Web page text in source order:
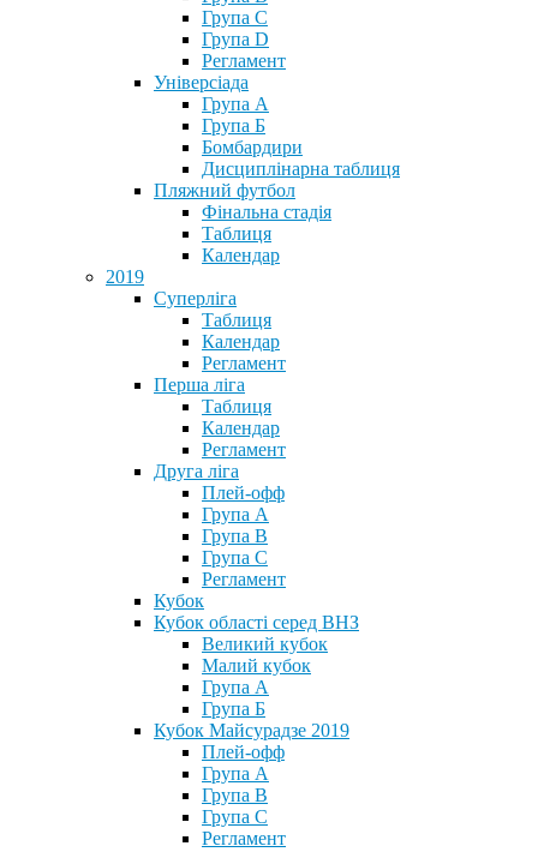
Група С
Група D
Регламент
Універсіада
Група А
Група Б
Бомбардири
Дисциплінарна таблиця
Пляжний футбол
Фінальна стадія
Таблиця
Календар
2019
Суперліга
Таблиця
Календар
Регламент
Перша ліга
Таблиця
Календар
Регламент
Друга ліга
Плей-офф
Група А
Група В
Група С
Регламент
Кубок
Кубок області серед ВНЗ
Великий кубок
Малий кубок
Група А
Група Б
Кубок Майсурадзе 2019
Плей-офф
Група А
Група В
Група С
Регламент